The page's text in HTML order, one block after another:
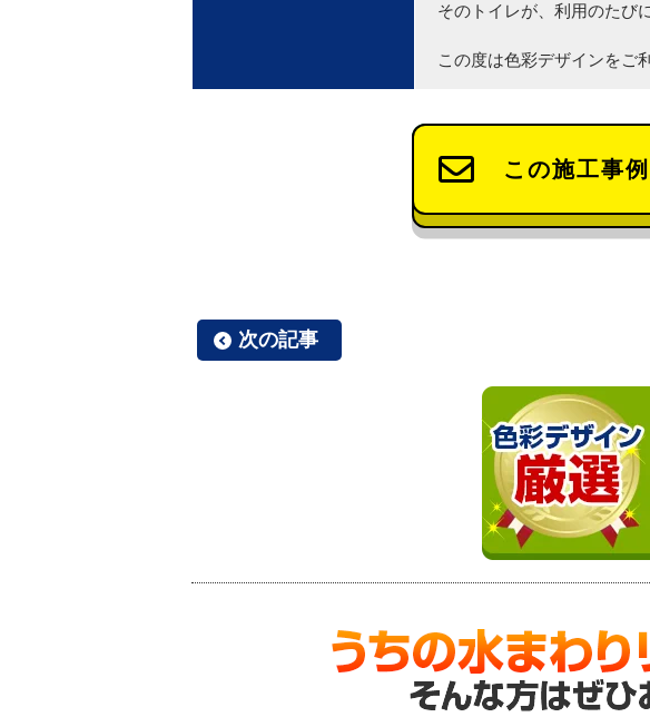
そのトイレが、利用のたび
この度は色彩デザインをご
この施工事
次の記事